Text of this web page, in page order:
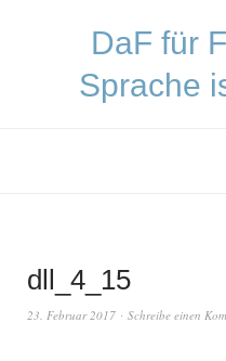
DaF für
Sprache
dll_4_15
23. Februar 2017 Schreibe einen